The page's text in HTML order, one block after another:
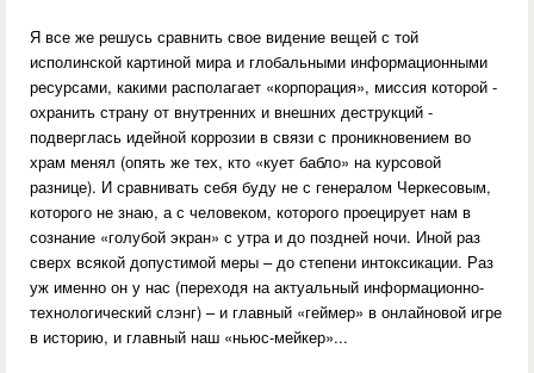
Я все же решусь сравнить свое видение вещей с той
исполинской картиной мира и глобальными информационными
ресурсами, какими располагает «корпорация», миссия которой -
охранить страну от внутренних и внешних деструкций -
подверглась идейной коррозии в связи с проникновением во
храм менял (опять же тех, кто «кует бабло» на курсовой
разнице). И сравнивать себя буду не с генералом Черкесовым,
которого не знаю, а с человеком, которого проецирует нам в
сознание «голубой экран» с утра и до поздней ночи. Иной раз
сверх всякой допустимой меры – до степени интоксикации. Раз
уж именно он у нас (переходя на актуальный информационно-
технологический слэнг) – и главный «геймер» в онлайновой игре
в историю, и главный наш «ньюс-мейкер»...